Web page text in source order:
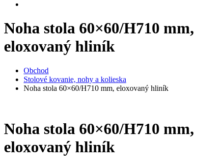
Noha stola 60×60/H710 mm,
eloxovaný hliník
Obchod
Stolové kovanie, nohy a kolieska
Noha stola 60×60/H710 mm, eloxovaný hliník
Noha stola 60×60/H710 mm,
eloxovaný hliník